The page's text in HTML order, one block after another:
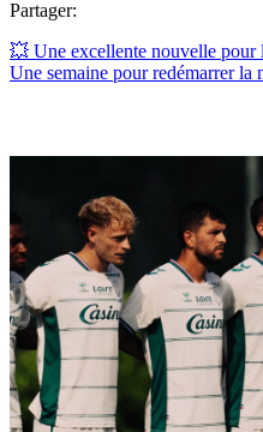
Partager:
💥 Une excellente nouvelle pour
Une semaine pour redémarrer la